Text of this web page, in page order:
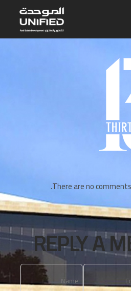
There are no
REPLY A